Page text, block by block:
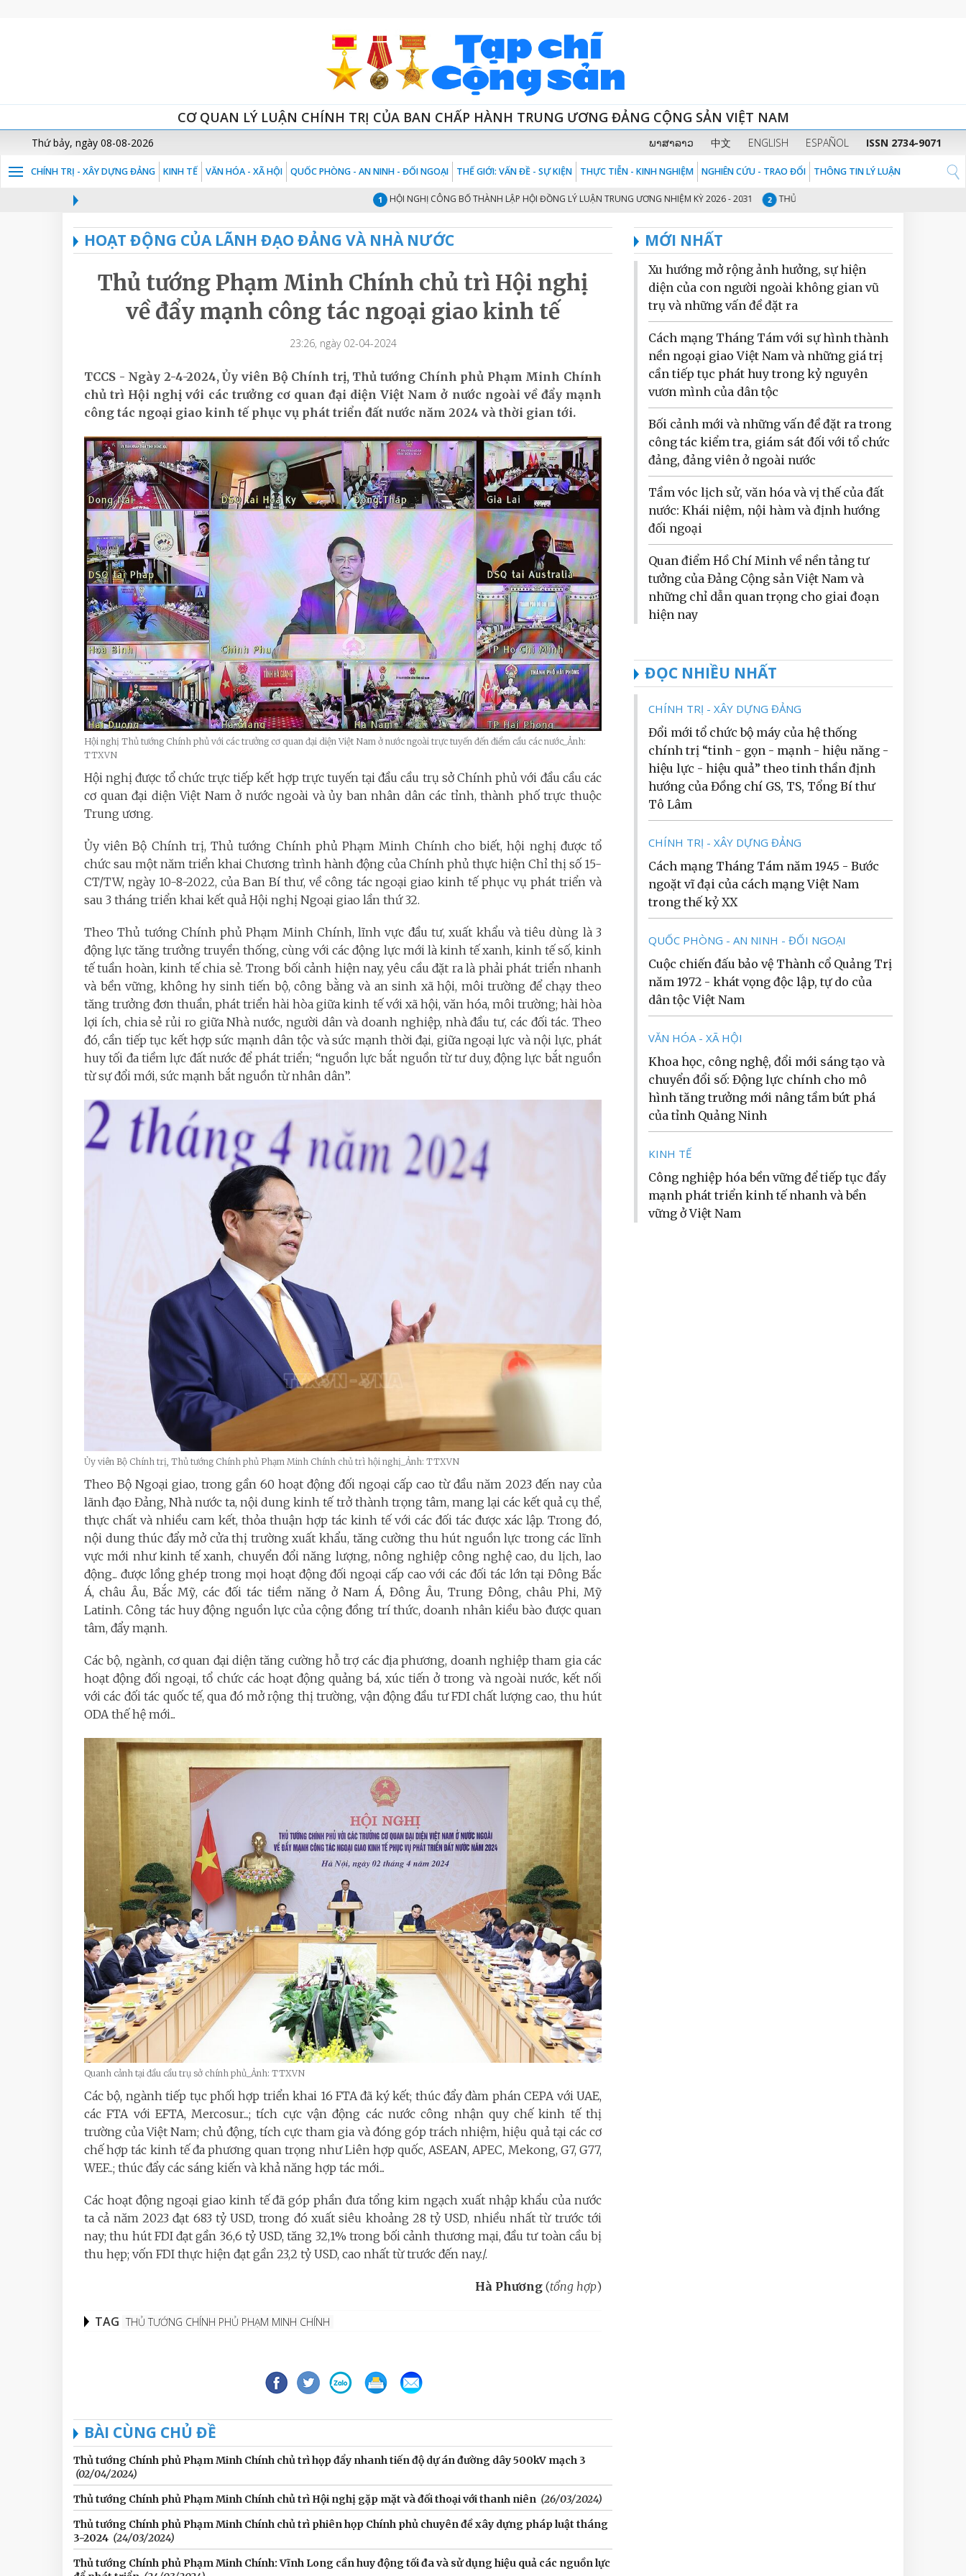
CƠ QUAN LÝ LUẬN CHÍNH TRỊ CỦA BAN CHẤP HÀNH TRUNG ƯƠNG ĐẢNG CỘNG SẢN VIỆT NAM
Thứ bảy, ngày 08-08-2026 ພາສາລາວ 中文 ENGLISH ESPAÑOL ISSN 2734-9071
CHÍNH TRỊ - XÂY DỰNG ĐẢNG KINH TẾ VĂN HÓA - XÃ HỘI QUỐC PHÒNG - AN NINH - ĐỐI NGOẠI THẾ GIỚI: VẤN ĐỀ - SỰ KIỆN THỰC TIỄN - KINH NGHIỆM NGHIÊN CỨU - TRAO ĐỔI THÔNG TIN LÝ LUẬN
HỘI NGHỊ CÔNG BỐ THÀNH LẬP HỘI ĐỒNG LÝ LUẬN TRUNG ƯƠNG NHIỆM KỲ 2026 - 2031 2 THỦ TƯỚNG CHÍNH PHỦ PHẠM MINH CHÍNH:
HOẠT ĐỘNG CỦA LÃNH ĐẠO ĐẢNG VÀ NHÀ NƯỚC
Thủ tướng Phạm Minh Chính chủ trì Hội nghị
về đẩy mạnh công tác ngoại giao kinh tế
23:26, ngày 02-04-2024
TCCS - Ngày 2-4-2024, Ủy viên Bộ Chính trị, Thủ tướng Chính phủ Phạm Minh Chính
chủ trì Hội nghị với các trưởng cơ quan đại diện Việt Nam ở nước ngoài về đẩy mạnh
công tác ngoại giao kinh tế phục vụ phát triển đất nước năm 2024 và thời gian tới.
Hội nghị Thủ tướng Chính phủ với các trưởng cơ quan đại diện Việt Nam ở nước ngoài trực tuyến đến điểm cầu các nước_Ảnh:
TTXVN
Hội nghị được tổ chức trực tiếp kết hợp trực tuyến tại đầu cầu trụ sở Chính phủ với đầu cầu các
cơ quan đại diện Việt Nam ở nước ngoài và ủy ban nhân dân các tỉnh, thành phố trực thuộc
Trung ương.
Ủy viên Bộ Chính trị, Thủ tướng Chính phủ Phạm Minh Chính cho biết, hội nghị được tổ
chức sau một năm triển khai Chương trình hành động của Chính phủ thực hiện Chỉ thị số 15-
CT/TW, ngày 10-8-2022, của Ban Bí thư, về công tác ngoại giao kinh tế phục vụ phát triển và
sau 3 tháng triển khai kết quả Hội nghị Ngoại giao lần thứ 32.
Theo Thủ tướng Chính phủ Phạm Minh Chính, lĩnh vực đầu tư, xuất khẩu và tiêu dùng là 3
động lực tăng trưởng truyền thống, cùng với các động lực mới là kinh tế xanh, kinh tế số, kinh
tế tuần hoàn, kinh tế chia sẻ. Trong bối cảnh hiện nay, yêu cầu đặt ra là phải phát triển nhanh
và bền vững, không hy sinh tiến bộ, công bằng và an sinh xã hội, môi trường để chạy theo
tăng trưởng đơn thuần, phát triển hài hòa giữa kinh tế với xã hội, văn hóa, môi trường; hài hòa
lợi ích, chia sẻ rủi ro giữa Nhà nước, người dân và doanh nghiệp, nhà đầu tư, các đối tác. Theo
đó, cần tiếp tục kết hợp sức mạnh dân tộc và sức mạnh thời đại, giữa ngoại lực và nội lực, phát
huy tối đa tiềm lực đất nước để phát triển; “nguồn lực bắt nguồn từ tư duy, động lực bắt nguồn
từ sự đổi mới, sức mạnh bắt nguồn từ nhân dân”.
Ủy viên Bộ Chính trị, Thủ tướng Chính phủ Phạm Minh Chính chủ trì hội nghị_Ảnh: TTXVN
Theo Bộ Ngoại giao, trong gần 60 hoạt động đối ngoại cấp cao từ đầu năm 2023 đến nay của
lãnh đạo Đảng, Nhà nước ta, nội dung kinh tế trở thành trọng tâm, mang lại các kết quả cụ thể,
thực chất và nhiều cam kết, thỏa thuận hợp tác kinh tế với các đối tác được xác lập. Trong đó,
nội dung thúc đẩy mở cửa thị trường xuất khẩu, tăng cường thu hút nguồn lực trong các lĩnh
vực mới như kinh tế xanh, chuyển đổi năng lượng, nông nghiệp công nghệ cao, du lịch, lao
động... được lồng ghép trong mọi hoạt động đối ngoại cấp cao với các đối tác lớn tại Đông Bắc
Á, châu Âu, Bắc Mỹ, các đối tác tiềm năng ở Nam Á, Đông Âu, Trung Đông, châu Phi, Mỹ
Latinh. Công tác huy động nguồn lực của cộng đồng trí thức, doanh nhân kiều bào được quan
tâm, đẩy mạnh.
Các bộ, ngành, cơ quan đại diện tăng cường hỗ trợ các địa phương, doanh nghiệp tham gia các
hoạt động đối ngoại, tổ chức các hoạt động quảng bá, xúc tiến ở trong và ngoài nước, kết nối
với các đối tác quốc tế, qua đó mở rộng thị trường, vận động đầu tư FDI chất lượng cao, thu hút
ODA thế hệ mới...
Quanh cảnh tại đầu cầu trụ sở chính phủ_Ảnh: TTXVN
Các bộ, ngành tiếp tục phối hợp triển khai 16 FTA đã ký kết; thúc đẩy đàm phán CEPA với UAE,
các FTA với EFTA, Mercosur...; tích cực vận động các nước công nhận quy chế kinh tế thị
trường của Việt Nam; chủ động, tích cực tham gia và đóng góp trách nhiệm, hiệu quả tại các cơ
chế hợp tác kinh tế đa phương quan trọng như Liên hợp quốc, ASEAN, APEC, Mekong, G7, G77,
WEF...; thúc đẩy các sáng kiến và khả năng hợp tác mới...
Các hoạt động ngoại giao kinh tế đã góp phần đưa tổng kim ngạch xuất nhập khẩu của nước
ta cả năm 2023 đạt 683 tỷ USD, trong đó xuất siêu khoảng 28 tỷ USD, nhiều nhất từ trước tới
nay; thu hút FDI đạt gần 36,6 tỷ USD, tăng 32,1% trong bối cảnh thương mại, đầu tư toàn cầu bị
thu hẹp; vốn FDI thực hiện đạt gần 23,2 tỷ USD, cao nhất từ trước đến nay./.
Hà Phương (tổng hợp)
TAG THỦ TƯỚNG CHÍNH PHỦ PHẠM MINH CHÍNH
BÀI CÙNG CHỦ ĐỀ
Thủ tướng Chính phủ Phạm Minh Chính chủ trì họp đẩy nhanh tiến độ dự án đường dây 500kV mạch 3
(02/04/2024)
Thủ tướng Chính phủ Phạm Minh Chính chủ trì Hội nghị gặp mặt và đối thoại với thanh niên (26/03/2024)
Thủ tướng Chính phủ Phạm Minh Chính chủ trì phiên họp Chính phủ chuyên đề xây dựng pháp luật tháng
3-2024 (24/03/2024)
Thủ tướng Chính phủ Phạm Minh Chính: Vĩnh Long cần huy động tối đa và sử dụng hiệu quả các nguồn lực
MỚI NHẤT
Xu hướng mở rộng ảnh hưởng, sự hiện
diện của con người ngoài không gian vũ
trụ và những vấn đề đặt ra
Cách mạng Tháng Tám với sự hình thành
nền ngoại giao Việt Nam và những giá trị
cần tiếp tục phát huy trong kỷ nguyên
vươn mình của dân tộc
Bối cảnh mới và những vấn đề đặt ra trong
công tác kiểm tra, giám sát đối với tổ chức
đảng, đảng viên ở ngoài nước
Tầm vóc lịch sử, văn hóa và vị thế của đất
nước: Khái niệm, nội hàm và định hướng
đối ngoại
Quan điểm Hồ Chí Minh về nền tảng tư
tưởng của Đảng Cộng sản Việt Nam và
những chỉ dẫn quan trọng cho giai đoạn
hiện nay
ĐỌC NHIỀU NHẤT
CHÍNH TRỊ - XÂY DỰNG ĐẢNG
Đổi mới tổ chức bộ máy của hệ thống
chính trị “tinh - gọn - mạnh - hiệu năng -
hiệu lực - hiệu quả” theo tinh thần định
hướng của Đồng chí GS, TS, Tổng Bí thư
Tô Lâm
CHÍNH TRỊ - XÂY DỰNG ĐẢNG
Cách mạng Tháng Tám năm 1945 - Bước
ngoặt vĩ đại của cách mạng Việt Nam
trong thế kỷ XX
QUỐC PHÒNG - AN NINH - ĐỐI NGOẠI
Cuộc chiến đấu bảo vệ Thành cổ Quảng Trị
năm 1972 - khát vọng độc lập, tự do của
dân tộc Việt Nam
VĂN HÓA - XÃ HỘI
Khoa học, công nghệ, đổi mới sáng tạo và
chuyển đổi số: Động lực chính cho mô
hình tăng trưởng mới nâng tầm bứt phá
của tỉnh Quảng Ninh
KINH TẾ
Công nghiệp hóa bền vững để tiếp tục đẩy
mạnh phát triển kinh tế nhanh và bền
vững ở Việt Nam